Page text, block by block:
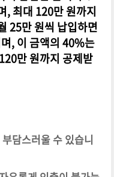
, 최대 120만 원까지
25만 원씩 납입하면
, 이 금액의 40%는
만 원까지 공제받
담스러울 수 있습니